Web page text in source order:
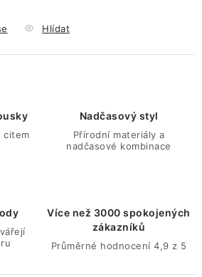
Hlídat
citem
Nadčasový styl
Přírodní materiály a
nadčasové kombinace
Více než 3000 spokojených
zákazníků
Průměrné hodnocení 4,9 z 5